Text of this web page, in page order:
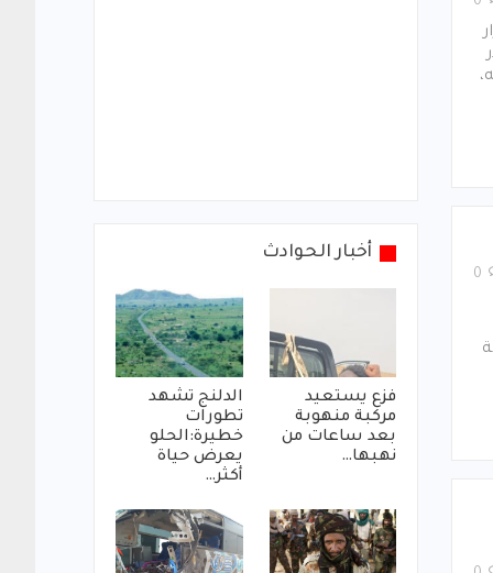
أخبار الحوادث
فزع يستعيد
مركبة منهوبة
بعد ساعات من
نهبها…
الدلنج تشهد
تطورات
خطيرة:الحلو
يعرض حياة
أكثر…